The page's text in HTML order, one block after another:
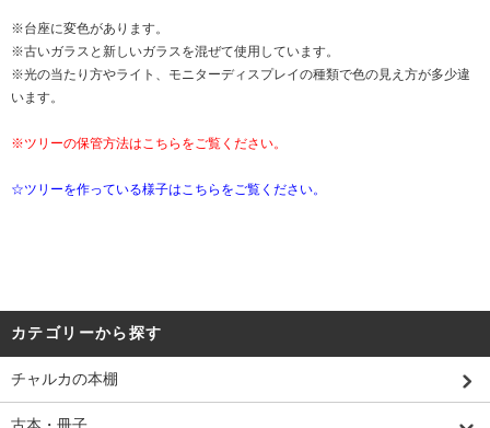
※台座に変色があります。
※古いガラスと新しいガラスを混ぜて使用しています。
※光の当たり方やライト、モニターディスプレイの種類で色の見え方が多少違
います。
※ツリーの保管方法はこちらをご覧ください。
☆ツリーを作っている様子はこちらをご覧ください。
カテゴリーから探す
チャルカの本棚